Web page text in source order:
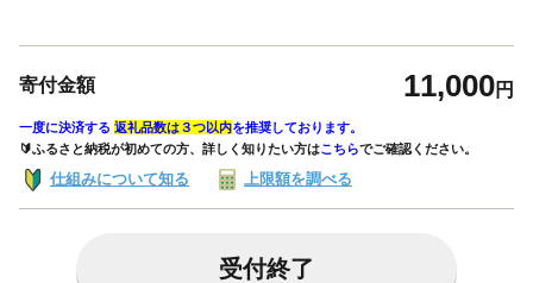
寄付金額 11,000円
一度に決済する 返礼品数は３つ以内を推奨しております。
🔰ふるさと納税が初めての方、詳しく知りたい方はこちらでご確認ください。
仕組みについて知る 上限額を調べる
受付終了